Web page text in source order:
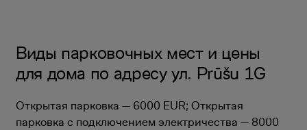
Виды парковочных мест и цены
для дома по адресу ул. Prūšu 1G
Открытая парковка — 6000 EUR; Открытая
парковка с подключением электричества — 8000